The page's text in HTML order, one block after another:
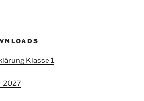
Klasse 1
2027